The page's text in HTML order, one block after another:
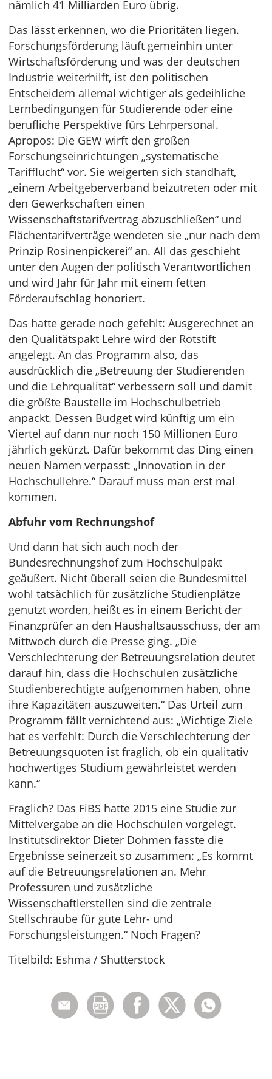
nämlich 41 Milliarden Euro übrig.
Das lässt erkennen, wo die Prioritäten liegen.
Forschungsförderung läuft gemeinhin unter
Wirtschaftsförderung und was der deutschen
Industrie weiterhilft, ist den politischen
Entscheidern allemal wichtiger als gedeihliche
Lernbedingungen für Studierende oder eine
berufliche Perspektive fürs Lehrpersonal.
Apropos: Die GEW wirft den großen
Forschungseinrichtungen „systematische
Tarifflucht“ vor. Sie weigerten sich standhaft,
„einem Arbeitgeberverband beizutreten oder mit
den Gewerkschaften einen
Wissenschaftstarifvertrag abzuschließen“ und
Flächentarifverträge wendeten sie „nur nach dem
Prinzip Rosinenpickerei“ an. All das geschieht
unter den Augen der politisch Verantwortlichen
und wird Jahr für Jahr mit einem fetten
Förderaufschlag honoriert.
Das hatte gerade noch gefehlt: Ausgerechnet an
den Qualitätspakt Lehre wird der Rotstift
angelegt. An das Programm also, das
ausdrücklich die „Betreuung der Studierenden
und die Lehrqualität“ verbessern soll und damit
die größte Baustelle im Hochschulbetrieb
anpackt. Dessen Budget wird künftig um ein
Viertel auf dann nur noch 150 Millionen Euro
jährlich gekürzt. Dafür bekommt das Ding einen
neuen Namen verpasst: „Innovation in der
Hochschullehre.“ Darauf muss man erst mal
kommen.
Abfuhr vom Rechnungshof
Und dann hat sich auch noch der
Bundesrechnungshof zum Hochschulpakt
geäußert. Nicht überall seien die Bundesmittel
wohl tatsächlich für zusätzliche Studienplätze
genutzt worden, heißt es in einem Bericht der
Finanzprüfer an den Haushaltsausschuss, der am
Mittwoch durch die Presse ging. „Die
Verschlechterung der Betreuungsrelation deutet
darauf hin, dass die Hochschulen zusätzliche
Studienberechtigte aufgenommen haben, ohne
ihre Kapazitäten auszuweiten.“ Das Urteil zum
Programm fällt vernichtend aus: „Wichtige Ziele
hat es verfehlt: Durch die Verschlechterung der
Betreuungsquoten ist fraglich, ob ein qualitativ
hochwertiges Studium gewährleistet werden
kann.“
Fraglich? Das FiBS hatte 2015 eine Studie zur
Mittelvergabe an die Hochschulen vorgelegt.
Institutsdirektor Dieter Dohmen fasste die
Ergebnisse seinerzeit so zusammen: „Es kommt
auf die Betreuungsrelationen an. Mehr
Professuren und zusätzliche
Wissenschaftlerstellen sind die zentrale
Stellschraube für gute Lehr- und
Forschungsleistungen.“ Noch Fragen?
Titelbild: Eshma / Shutterstock